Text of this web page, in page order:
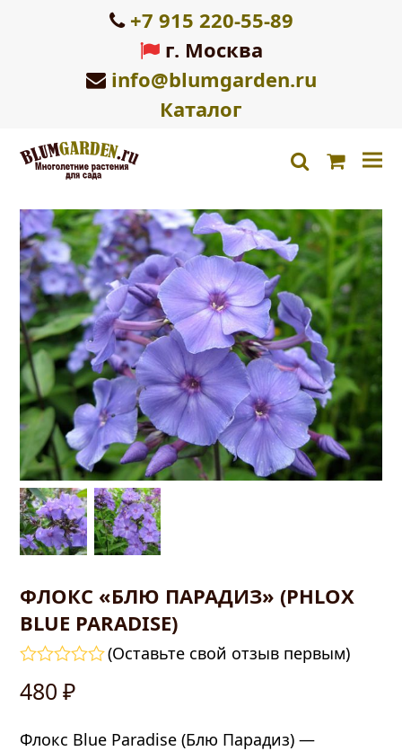
+7 915 220-55-89
г. Москва
info@blumgarden.ru
Каталог
search
ФЛОКС «БЛЮ ПАРАДИЗ» (PHLOX
BLUE PARADISE)
0
(Оставьте свой отзыв первым)
480₽
Флокс Blue Paradise (Блю Парадиз) —